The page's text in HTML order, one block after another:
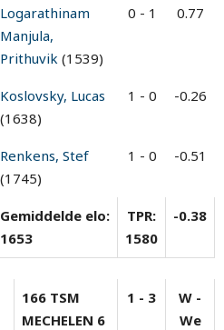
Logarathinam
Manjula,
Prithuvik (1539)
0 - 1 0.77
Koslovsky, Lucas
(1638)
1 - 0 -0.26
Renkens, Stef
(1745)
1 - 0 -0.51
Gemiddelde elo:
1653
TPR:
1580
-0.38
166 TSM
MECHELEN 6
1 - 3
W -
We